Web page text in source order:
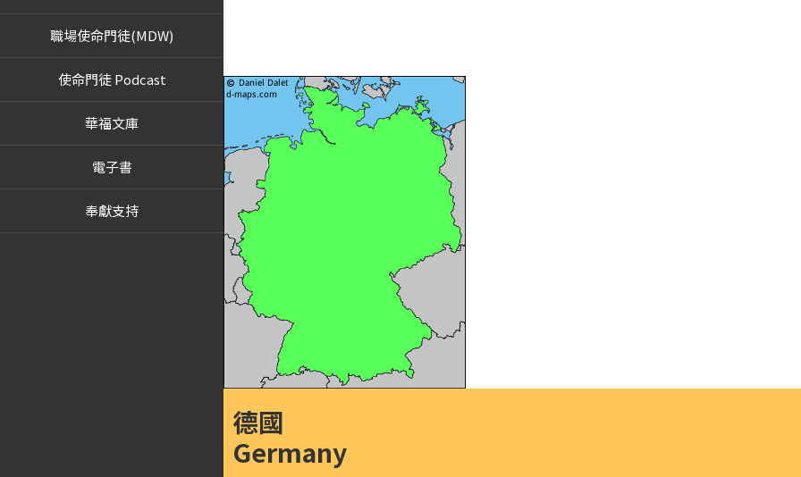
職場使命門徒(MDW)
使命門徒 Podcast
華福文庫
電子書
奉獻支持
德國
Germany